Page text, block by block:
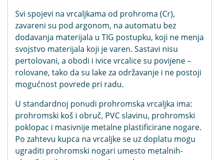
Svi spojevi na vrcaljkama od prohroma (Cr),
zavareni su pod argonom, na automatu bez
dodavanja materijala u TIG postupku, koji ne menja
svojstvo materijala koji je varen. Sastavi nisu
pertolovani, a obodi i ivice vrcalice su povijene –
rolovane, tako da su lake za održavanje i ne postoji
mogućnost povrede pri radu.
U standardnoj ponudi prohromska vrcaljka ima:
prohromski koš i obruč, PVC slavinu, prohromski
poklopac i masivnije metalne plastificirane nogare.
Po zahtevu kupca na vrcaljke se uz doplatu mogu
ugraditi prohromski nogari umesto metalnih-